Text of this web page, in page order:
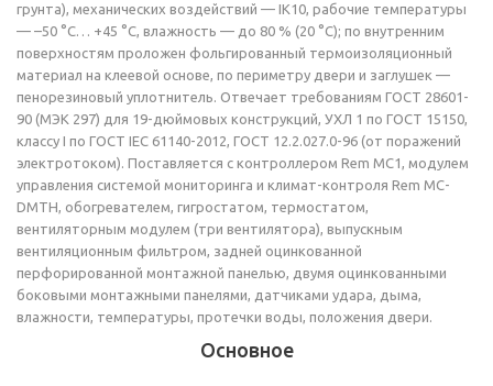
грунта), механических воздействий — IK10, рабочие температуры
— –50 °C… +45 °C, влажность — до 80 % (20 °C); по внутренним
поверхностям проложен фольгированный термоизоляционный
материал на клеевой основе, по периметру двери и заглушек —
пенорезиновый уплотнитель. Отвечает требованиям ГОСТ 28601-
90 (МЭК 297) для 19-дюймовых конструкций, УХЛ 1 по ГОСТ 15150,
классу I по ГОСТ IEC 61140-2012, ГОСТ 12.2.027.0-96 (от поражений
электротоком). Поставляется с контроллером Rem MC1, модулем
управления системой мониторинга и климат-контроля Rem MC-
DMTH, обогревателем, гигростатом, термостатом,
вентиляторным модулем (три вентилятора), выпускным
вентиляционным фильтром, задней оцинкованной
перфорированной монтажной панелью, двумя оцинкованными
боковыми монтажными панелями, датчиками удара, дыма,
влажности, температуры, протечки воды, положения двери.
Основное